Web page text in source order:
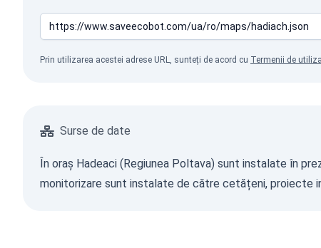
Prin utilizarea acestei adrese URL, sunteți de acord cu Termenii de
Surse de date
În oraș Hadeaci (Regiunea Poltava) sunt instalate în
monitorizare sunt instalate de către cetățeni, proiecte